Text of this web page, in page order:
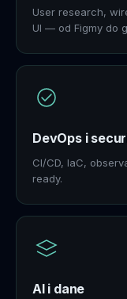
User research,
UI — od Figmy do
DevOps i
CI/CD, IaC,
ready.
AI i dane